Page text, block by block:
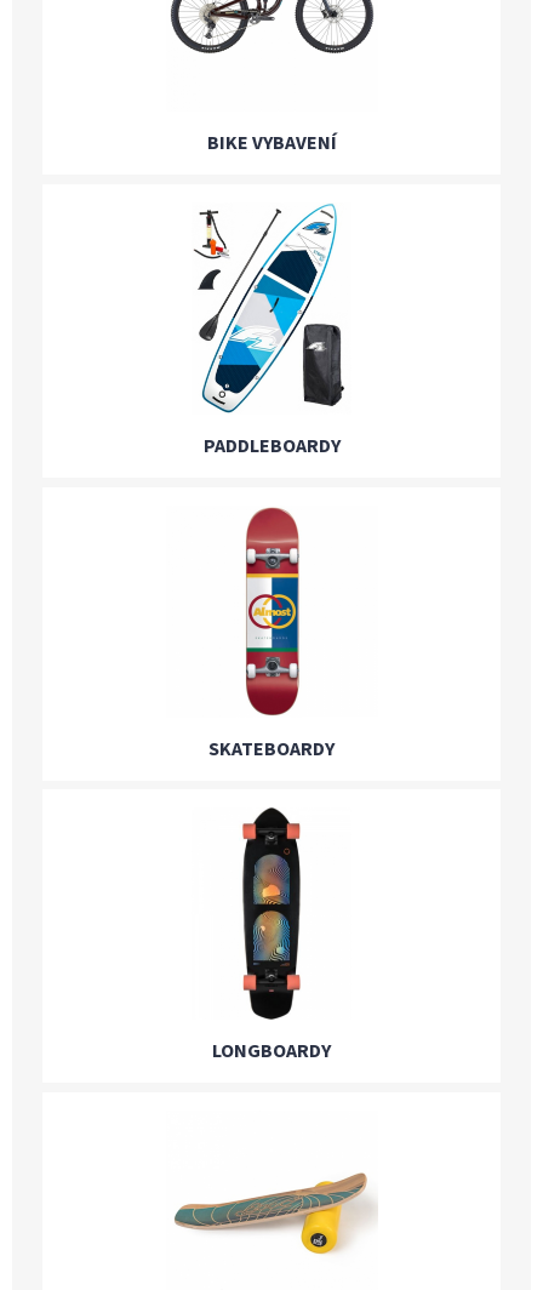
BIKE VYBAVENÍ
PADDLEBOARDY
SKATEBOARDY
LONGBOARDY